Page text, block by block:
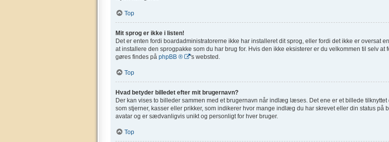
Top
Mit sprog er ikke i listen!
Det er enten fordi boardadministratorerne ikke har installeret dit sprog, eller fordi det ikke er oversat
at installere den sprogpakke som du har brug for. Hvis den ikke eksisterer er du velkommen til selv
gøres findes på phpBB ® 's websted.
Top
Hvad betyder billedet efter mit brugernavn?
Der kan vises to billeder sammen med et brugernavn når indlæg læses. Det ene er et billede
som stjerner, kasser eller prikker, som indikerer hvor mange indlæg du har skrevet eller din status på
avatar og er sædvanligvis unikt og personligt for hver bruger.
Top